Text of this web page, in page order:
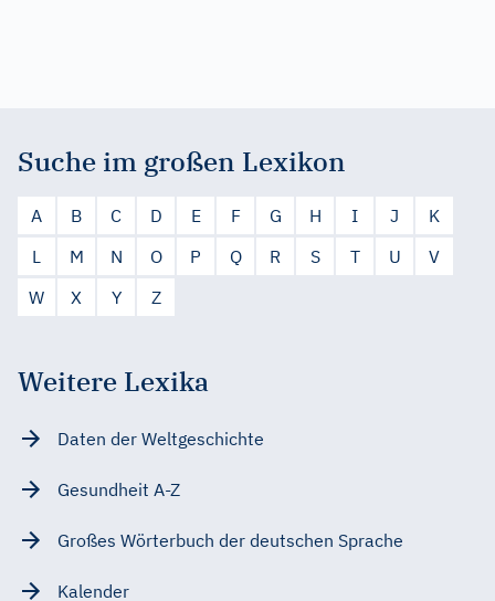
Suche im großen Lexikon
A B C D E F G H I J
K
L
M N O P Q R S T U
V
W
X Y Z
Weitere Lexika
Daten der Weltgeschichte
Gesundheit A-Z
Großes Wörterbuch der deutschen Sprache
Kalender